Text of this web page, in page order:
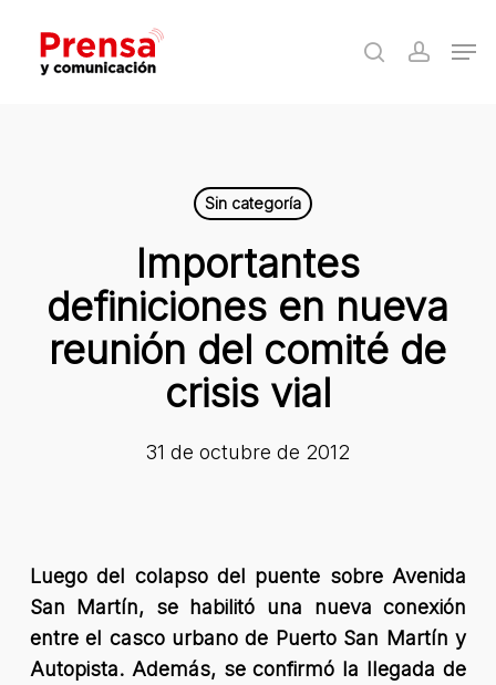
main
search
Sin categoría
Importantes
definiciones en nueva
reunión del comité de
crisis vial
31 de octubre de 2012
Luego del colapso del puente sobre Avenida
San Martín, se habilitó una nueva conexión
entre el casco urbano de Puerto San Martín y
Autopista. Además, se confirmó la llegada de